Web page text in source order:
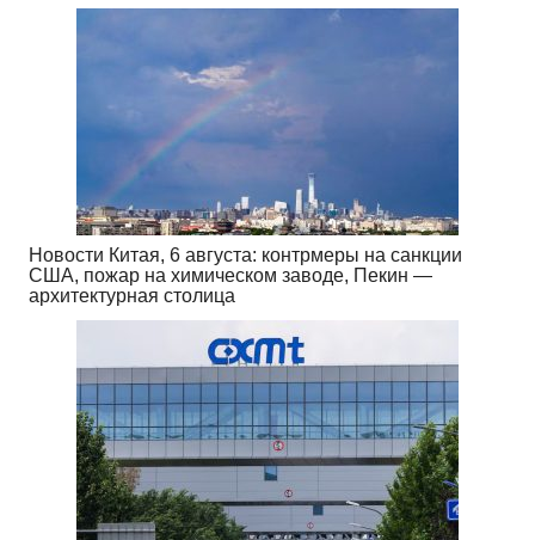
Новости Китая, 6 августа: контрмеры на санкции
США, пожар на химическом заводе, Пекин —
архитектурная столица